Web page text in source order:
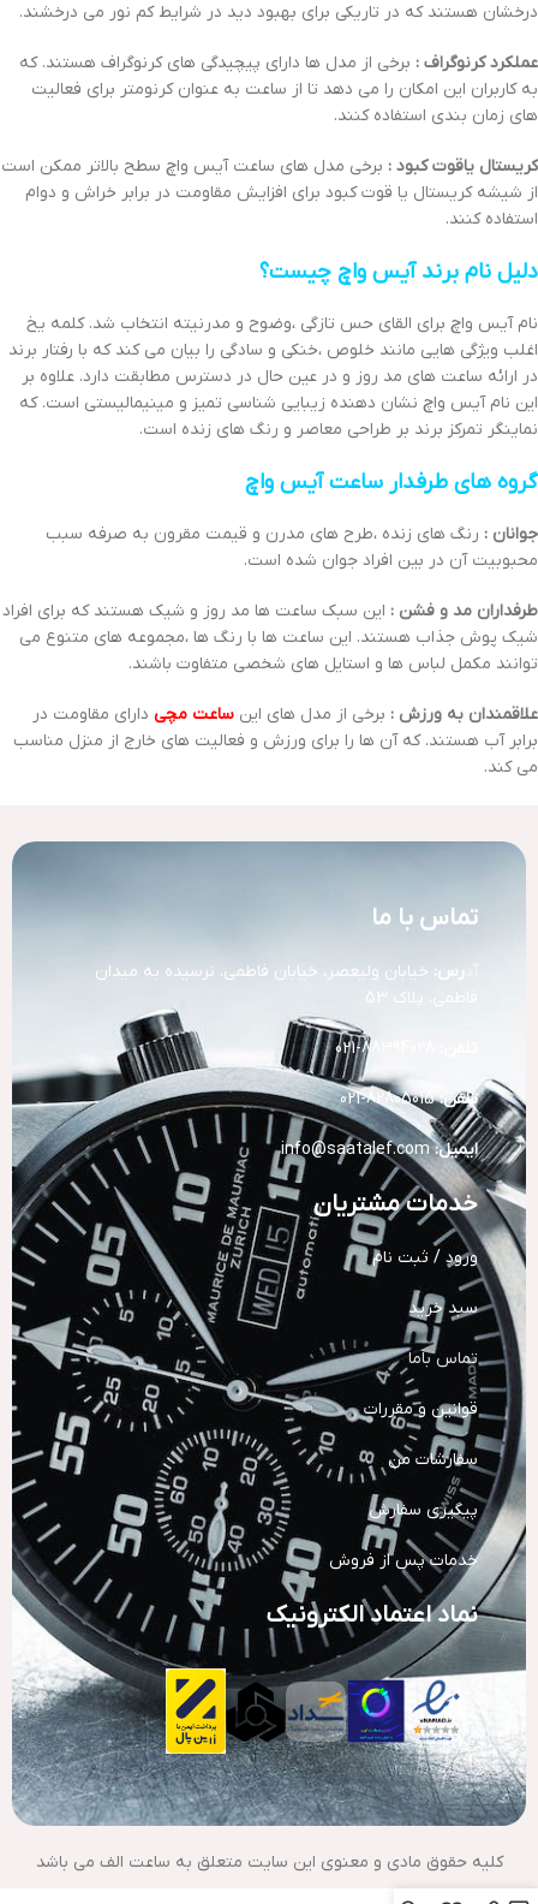
درخشان هستند که در تاریکی برای بهبود دید در شرایط کم نور می درخشند.
عملکرد کرنوگراف : برخی از مدل ها دارای پیچیدگی های کرنوگراف هستند. که
به کاربران این امکان را می دهد تا از ساعت به عنوان کرنومتر برای فعالیت
های زمان بندی استفاده کنند.
کریستال یاقوت کبود : برخی مدل های ساعت آیس واچ سطح بالاتر ممکن است
از شیشه کریستال یا قوت کبود برای افزایش مقاومت در برابر خراش و دوام
استفاده کنند.
دلیل نام برند آیس واچ چیست؟
نام آیس واچ برای القای حس تازگی ،وضوح و مدرنیته انتخاب شد. کلمه یخ
اغلب ویژگی هایی مانند خلوص ،خنکی و سادگی را بیان می کند که با رفتار برند
در ارائه ساعت های مد روز و در عین حال در دسترس مطابقت دارد. علاوه بر
این نام آیس واچ نشان دهنده زیبایی شناسی تمیز و مینیمالیستی است. که
نماینگر تمرکز برند بر طراحی معاصر و رنگ های زنده است.
گروه های طرفدار ساعت آیس واچ
جوانان : رنگ های زنده ،طرح های مدرن و قیمت مقرون به صرفه سبب
محبوبیت آن در بین افراد جوان شده است.
طرفداران مد و فشن : این سبک ساعت ها مد روز و شیک هستند که برای افراد
شیک پوش جذاب هستند. این ساعت ها با رنگ ها ،مجموعه های متنوع می
توانند مکمل لباس ها و استایل های شخصی متفاوت باشند.
علاقمندان به ورزش : برخی از مدل های این ساعت مچی دارای مقاومت در
برابر آب هستند. که آن ها را برای ورزش و فعالیت های خارج از منزل مناسب
می کند.
تماس با ما
رس: خیابان ولیعصر، خیابان فاطمی، نرسیده به میدان
فاطمی، پلاک 53
تلفن:82805015-021
ایمیل: info@saatalef.com
خدمات مشتریان
ورود / ثبت نام
سبد خرید
تماس باما
قوانین و مقررات
سفارشات من
پیگیری سفارش
خدمات پس از فروش
نماد اعتماد الکترونیک
کلیه حقوق مادی و معنوی این سایت متعلق به ساعت الف می باشد